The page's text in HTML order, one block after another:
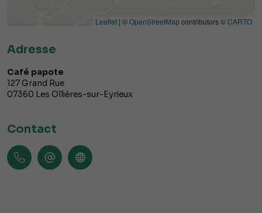
Leaflet | ©OpenStreetMap contributors ©CARTO
Adresse
Café papote
127 Grand Rue
07360 Les Ollières-sur-Eyrieux
Contact